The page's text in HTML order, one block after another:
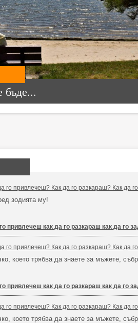
го привлечеш? Как да го разкараш? Как да
зодията му!
привлечеш как да го разкараш как да го
го привлечеш? Как да го разкараш? Как да
което трябва да знаете за мъжете,
привлечеш как да го разкараш как да го
го привлечеш? Как да го разкараш? Как да
което трябва да знаете за мъжете,